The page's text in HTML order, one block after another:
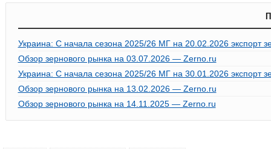
Украина: С начала сезона 2025/26 МГ на 20.02.2026 экспорт
Обзор зернового рынка на 03.07.2026 — Zerno.ru
Украина: С начала сезона 2025/26 МГ на 30.01.2026 экспорт
Обзор зернового рынка на 13.02.2026 — Zerno.ru
Обзор зернового рынка на 14.11.2025 — Zerno.ru